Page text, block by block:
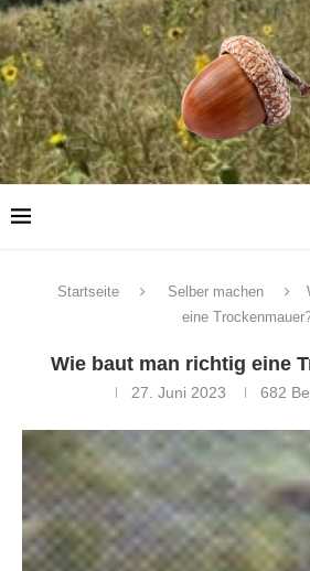
Startseite Selber machen
eine
Wie baut man richtig eine
27. Juni 2023 682